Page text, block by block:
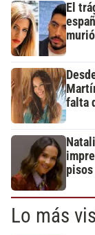
El
falta
Lo más